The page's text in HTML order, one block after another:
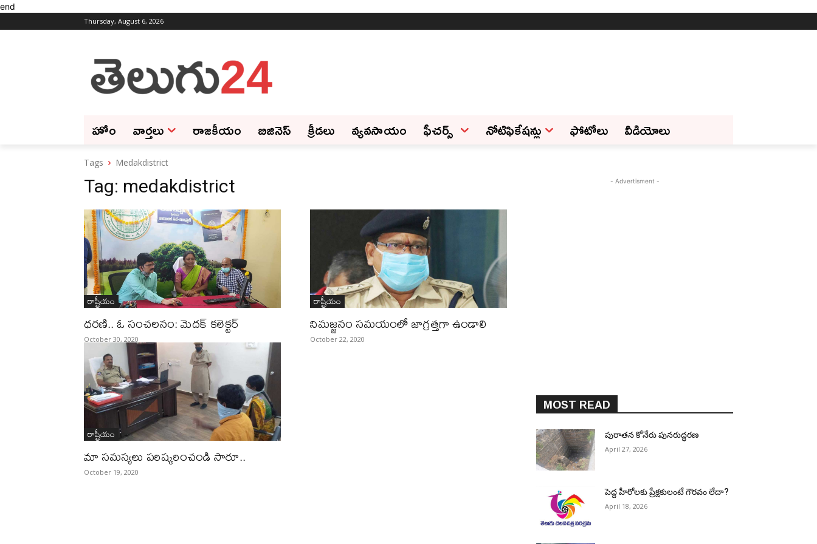
end
Thursday, August 6, 2026
హోం వార్తలు రాజకీయం బిజినెస్‌ క్రీడలు వ్యవసాయం ఫీచ‌ర్స్ ‌ నోటిఫికేషన్లు ఫోటోలు వీడియోలు
Tags Medakdistrict
Tag: medakdistrict
రాష్ట్రీయం
ధరణి.. ఓ సంచలనం: మెదక్ కలెక్టర్
October 30, 2020
రాష్ట్రీయం
నిమజ్జనం సమయంలో జాగ్రత్తగా ఉండాలి
October 22, 2020
రాష్ట్రీయం
మా సమస్యలు పరిష్కరించండి సారూ..
October 19, 2020
- Advertisment -
MOST READ
పురాత‌న కోనేరు పున‌రుద్ధ‌ర‌ణ
April 27, 2026
పెద్ద హీరోల‌కు ప్రేక్ష‌కులంటే గౌర‌వం లేదా?
April 18, 2026